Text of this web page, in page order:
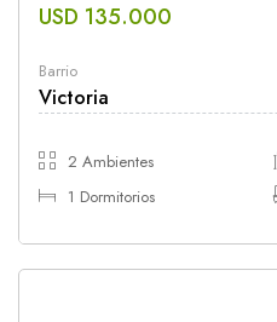
USD 135.000
Barrio
Victoria
2 Ambientes
1 Dormitorios